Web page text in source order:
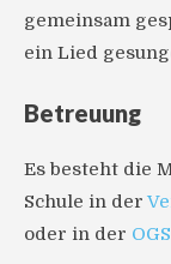
gemeinsam
ein Lied
Betreuung
Es besteht die
Schule in der
oder in der OGS